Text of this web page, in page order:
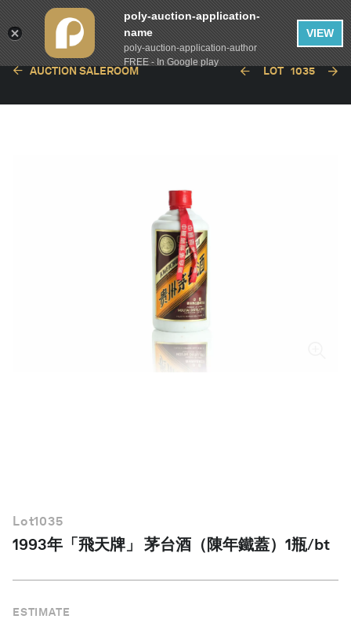
AUCTION SALEROOM LOT 1035
Lot1035
1993年「飛天牌」 茅台酒（陳年鐵蓋）1瓶/bt
ESTIMATE
poly-auction-application-
name
poly-auction-application-author
FREE - In Google play
VIEW